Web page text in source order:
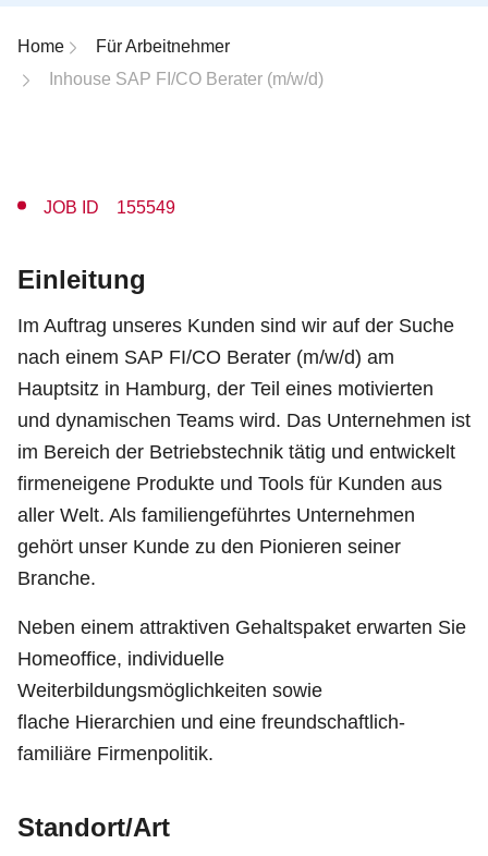
Breadcrumb-Navigation
Home
Für Arbeitnehmer
Inhouse SAP FI/CO Berater (m/w/d)
JOB ID 155549
Einleitung
Im Auftrag unseres Kunden sind wir auf der Suche
nach einem SAP FI/CO Berater (m/w/d) am
Hauptsitz in Hamburg, der Teil eines motivierten
und dynamischen Teams wird. Das Unternehmen ist
im Bereich der Betriebstechnik tätig und entwickelt
firmeneigene Produkte und Tools für Kunden aus
aller Welt. Als familiengeführtes Unternehmen
gehört unser Kunde zu den Pionieren seiner
Branche.
Neben einem attraktiven Gehaltspaket erwarten Sie
Homeoffice, individuelle
Weiterbildungsmöglichkeiten sowie
flache Hierarchien und eine freundschaftlich-
familiäre Firmenpolitik.
Standort/Art